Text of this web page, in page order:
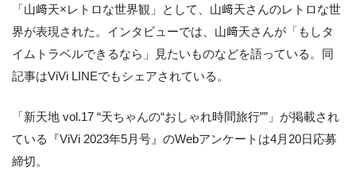
「山﨑天×レトロな世界観」として、山﨑天さんのレトロな世
界が表現された。インタビューでは、山﨑天さんが「もしタ
イムトラベルできるなら」見たいものなどを語っている。同
記事はViVi LINEでもシェアされている。
「新天地 vol.17 “天ちゃんの“おしゃれ時間旅行””」が掲載され
ている『ViVi 2023年5月号』のWebアンケートは4月20日応募
締切。